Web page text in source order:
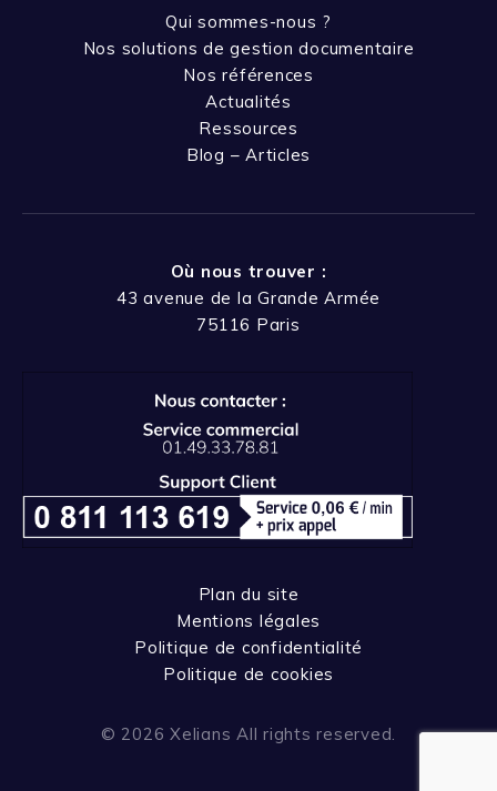
Qui sommes-nous ?
Nos solutions de gestion documentaire
Nos références
Actualités
Ressources
Blog – Articles
Où nous trouver :
43 avenue de la Grande Armée
75116 Paris
Plan du site
Mentions légales
Politique de confidentialité
Politique de cookies
© 2026 Xelians All rights reserved.